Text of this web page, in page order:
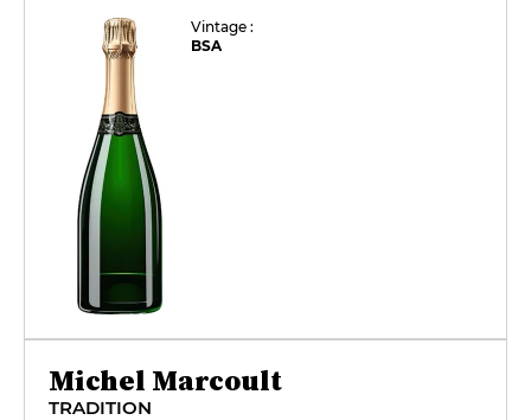
Vintage :
BSA
Michel Marcoult
TRADITION